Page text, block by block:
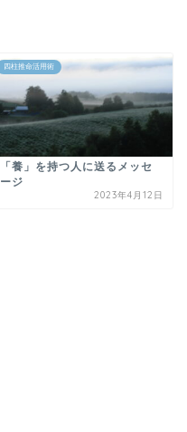
四柱推命活用術
「養」を持つ人に送るメッセ
ージ
2023年4月12日